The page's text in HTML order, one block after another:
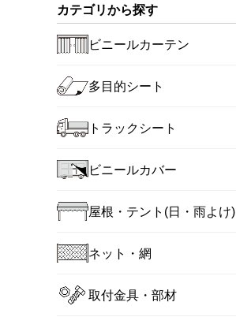
カテゴリから探す
ビニールカーテン
多目的シート
トラックシート
ビニールカバー
屋根・テント(日・雨よけ)
ネット・網
取付金具・部材